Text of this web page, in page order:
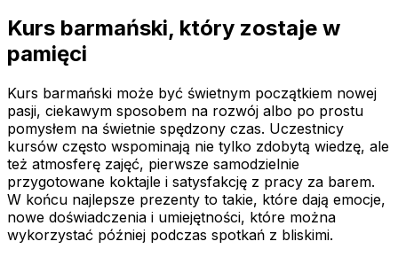
Kurs barmański, który zostaje w
pamięci
Kurs barmański może być świetnym początkiem nowej
pasji, ciekawym sposobem na rozwój albo po prostu
pomysłem na świetnie spędzony czas. Uczestnicy
kursów często wspominają nie tylko zdobytą wiedzę, ale
też atmosferę zajęć, pierwsze samodzielnie
przygotowane koktajle i satysfakcję z pracy za barem.
W końcu najlepsze prezenty to takie, które dają emocje,
nowe doświadczenia i umiejętności, które można
wykorzystać później podczas spotkań z bliskimi.